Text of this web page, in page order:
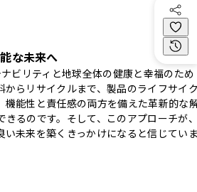
な未来へ
ビリティと地球全体の健康と幸福のため
からリサイクルまで、製品のライフサイ
機能性と責任感の両方を備えた革新的な
きるのです。そして、このアプローチが
い未来を築くきっかけになると信じてい